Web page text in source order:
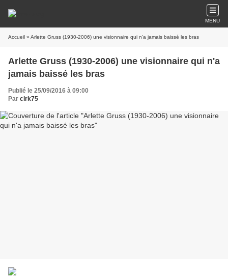
MENU
Accueil » Arlette Gruss (1930-2006) une visionnaire qui n'a jamais baissé les bras
Arlette Gruss (1930-2006) une visionnaire qui n'a
jamais baissé les bras
Publié le 25/09/2016 à 09:00
Par cirk75